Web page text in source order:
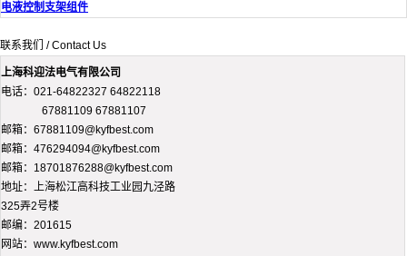
电液控制支架组件
联系我们 / Contact Us
上海科迎法电气有限公司
电话：021-64822327 64822118
67881109 67881107
邮箱：67881109@kyfbest.com
邮箱：476294094@kyfbest.com
邮箱：18701876288@kyfbest.com
地址：上海松江高科技工业园九泾路
325弄2号楼
邮编：201615
网站：www.kyfbest.com